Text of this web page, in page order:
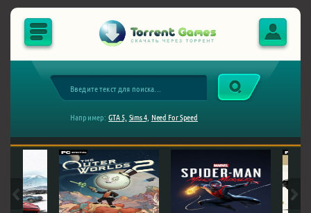
Например: GTA 5, Sims 4, Need For Speed